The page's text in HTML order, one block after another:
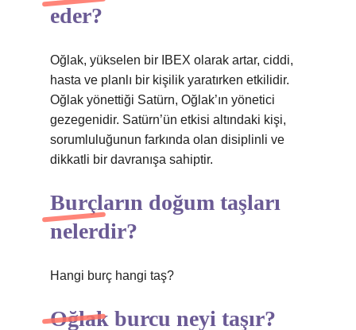
eder?
Oğlak, yükselen bir IBEX olarak artar, ciddi,
hasta ve planlı bir kişilik yaratırken etkilidir.
Oğlak yönettiği Satürn, Oğlak’ın yönetici
gezegenidir. Satürn’ün etkisi altındaki kişi,
sorumluluğunun farkında olan disiplinli ve
dikkatli bir davranışa sahiptir.
Burçların doğum taşları
nelerdir?
Hangi burç hangi taş?
Oğlak burcu neyi taşır?